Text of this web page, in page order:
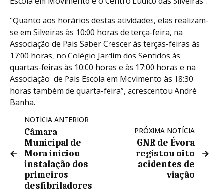
“Quanto aos horários destas atividades, elas realizam-
se em Silveiras às 10:00 horas de terça-feira, na
Associação de Pais Saber Crescer às terças-feiras às
17:00 horas, no Colégio Jardim dos Sentidos às
quartas-feiras às 10:00 horas e às 17:00 horas e na
Associação de Pais Escola em Movimento às 18:30
horas também de quarta-feira”, acrescentou André
Banha.
NOTÍCIA ANTERIOR
Câmara
Municipal de
Mora iniciou
instalação dos
primeiros
desfibriladores
PRÓXIMA NOTÍCIA
GNR de Évora
registou oito
acidentes de
viação